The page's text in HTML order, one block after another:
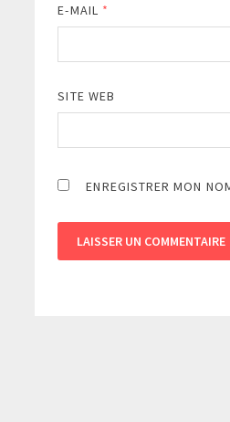
E-MAIL *
SITE WEB
ENREGISTRER MON